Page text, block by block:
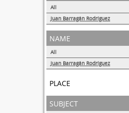
All
Juan Barragán Rodríguez
name
All
Juan Barragán Rodríguez
place
subject